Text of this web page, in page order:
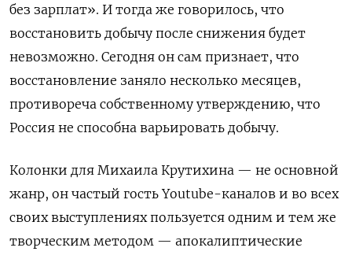
без зарплат». И тогда же говорилось, что
восстановить добычу после снижения будет
невозможно. Сегодня он сам признает, что
восстановление заняло несколько месяцев,
противореча собственному утверждению, что
Россия не способна варьировать добычу.
Колонки для Михаила Крутихина — не основной
жанр, он частый гостьYoutube-каналов и во всех
своих выступлениях пользуется одним и тем же
творческим методом — апокалиптические